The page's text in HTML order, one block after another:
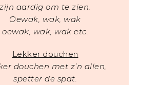
zijn aardig om te zien.
Oewak, wak, wak
oewak, wak, wak etc.
Lekker douchen
douchen met z’n allen,
spetter de spat.